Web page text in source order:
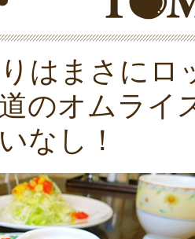
はまさにロ
のオムライ
なし！